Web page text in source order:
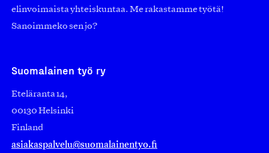
elinvoimaista yhteiskuntaa. Me rakastamme työtä!
Sanoimmeko sen jo?
Suomalainen työ ry
Eteläranta 14,
00130 Helsinki
Finland
asiakaspalvelu@suomalainentyo.fi